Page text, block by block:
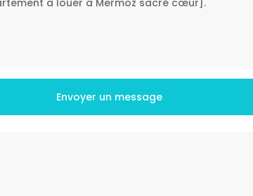
Envoyer un message